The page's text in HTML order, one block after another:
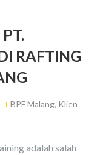
RAFTING
BPF Malang, Klien
adalah salah